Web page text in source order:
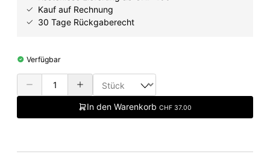
Kauf auf Rechnung
30 Tage Rückgaberecht
Verfügbar
In den Warenkorb CHF 37.00